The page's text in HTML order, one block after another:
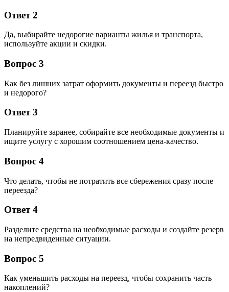
Ответ 2
Да, выбирайте недорогие варианты жилья и транспорта,
используйте акции и скидки.
Вопрос 3
Как без лишних затрат оформить документы и переезд быстро
и недорого?
Ответ 3
Планируйте заранее, собирайте все необходимые документы и
ищите услугу с хорошим соотношением цена-качество.
Вопрос 4
Что делать, чтобы не потратить все сбережения сразу после
переезда?
Ответ 4
Разделите средства на необходимые расходы и создайте резерв
на непредвиденные ситуации.
Вопрос 5
Как уменьшить расходы на переезд, чтобы сохранить часть
накоплений?